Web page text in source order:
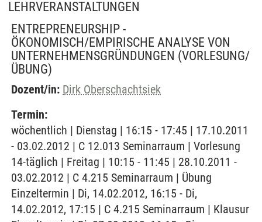
LEHRVERANSTALTUNGEN
ENTREPRENEURSHIP -
ÖKONOMISCH/EMPIRISCHE ANALYSE VON
UNTERNEHMENSGRÜNDUNGEN (VORLESUNG/
ÜBUNG)
Dozent/in: Dirk Oberschachtsiek
Termin:
wöchentlich | Dienstag | 16:15 - 17:45 | 17.10.2011
- 03.02.2012 | C 12.013 Seminarraum | Vorlesung
14-täglich | Freitag | 10:15 - 11:45 | 28.10.2011 -
03.02.2012 | C 4.215 Seminarraum | Übung
Einzeltermin | Di, 14.02.2012, 16:15 - Di,
14.02.2012, 17:15 | C 4.215 Seminarraum | Klausur